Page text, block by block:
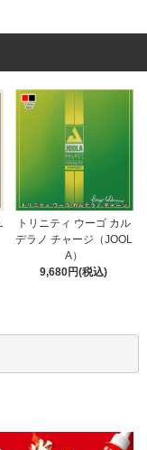
トリニティ ウーゴ カル
デラノ チャージ（JOOL
A）
9,680円(税込)